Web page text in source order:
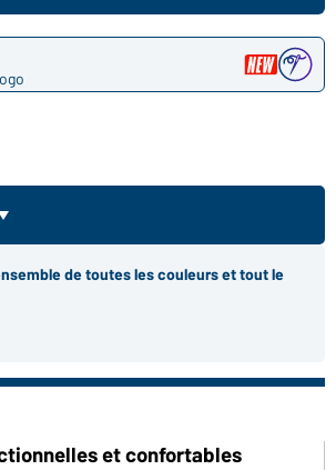
de toutes les couleurs et tout le
et confortables